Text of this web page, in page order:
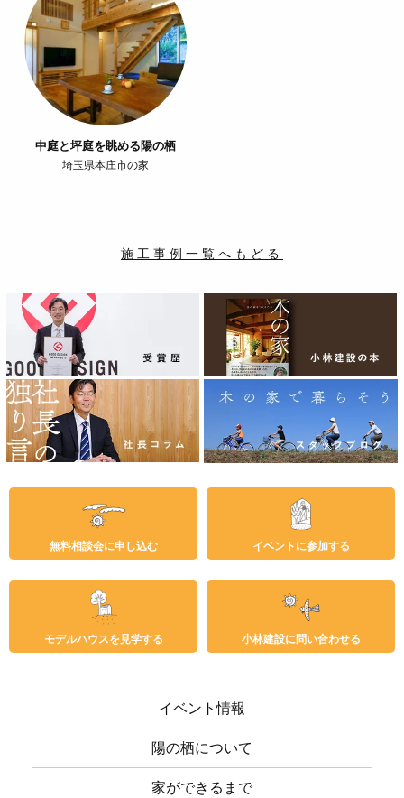
中庭と坪庭を眺める陽の栖
埼玉県本庄市の家
施工事例一覧へもどる
無料相談会に申し込む イベントに参加する
モデルハウスを見学する 小林建設に問い合わせる
イベント情報
陽の栖について
家ができるまで